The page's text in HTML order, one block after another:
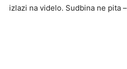
izlazi na videlo. Sudbina ne pita